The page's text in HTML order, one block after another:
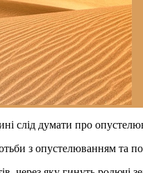
слід думати про
з опустелюванням та